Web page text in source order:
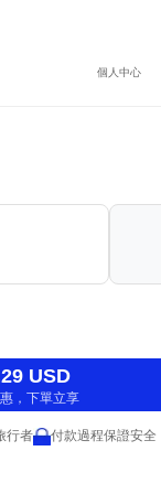
個人中心
USD
，下單立享
行者 付款過程保證安全